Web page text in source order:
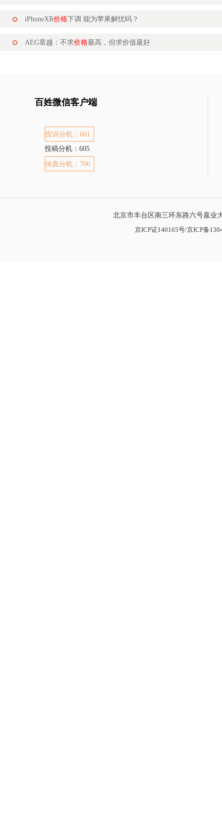
iPhoneXR价格下调 能为苹果解忧吗？
AEG章越：不求价格最高，但求价值最好
百姓微信客户端
投诉分机：601
投稿分机：605
传真分机：700
北京市丰台区南三环东路六号嘉业
京ICP证140165号/京ICP备